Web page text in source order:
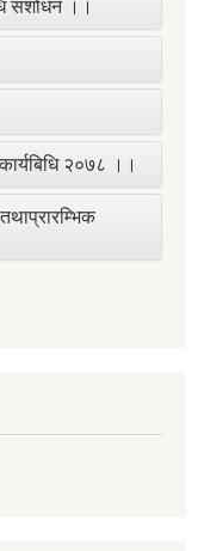
संशोधन ।।
२०७८ ।।